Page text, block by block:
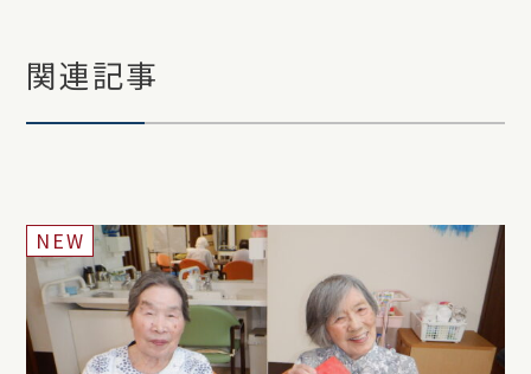
関連記事
NEW